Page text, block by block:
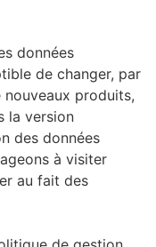
données
de changer, par
produits,
la version
des données
à visiter
au fait des